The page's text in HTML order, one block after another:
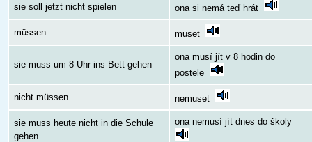
sie soll jetzt nicht spielen ona si nemá teď hrát
müssen muset
sie muss um 8 Uhr ins Bett gehen
ona musí jít v 8 hodin do
postele
nicht müssen nemuset
sie muss heute nicht in die Schule
gehen
ona nemusí jít dnes do školy